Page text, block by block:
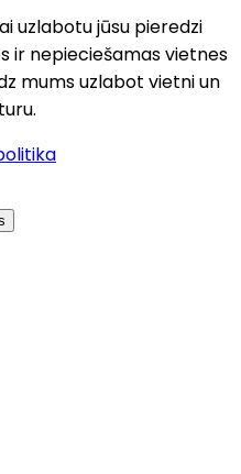
uzlabotu jūsu pieredzi
ir nepieciešamas vietnes
mums uzlabot vietni un